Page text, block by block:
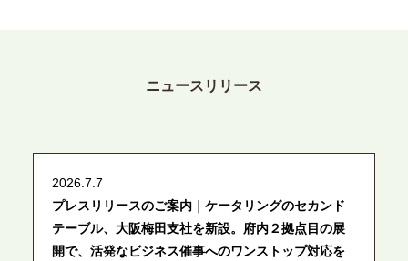
ニュースリリース
2026.7.7
プレスリリースのご案内｜ケータリングのセカンド
テーブル、大阪梅田支社を新設。府内２拠点目の展
開で、活発なビジネス催事へのワンストップ対応を